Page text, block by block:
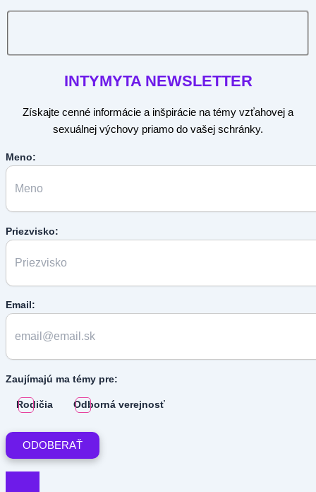
INTYMYTA NEWSLETTER
Získajte cenné informácie a inšpirácie na témy vzťahovej a
sexuálnej výchovy priamo do vašej schránky.
Meno:
Priezvisko:
Email:
Zaujímajú ma témy pre:
Rodičia Odborná verejnosť